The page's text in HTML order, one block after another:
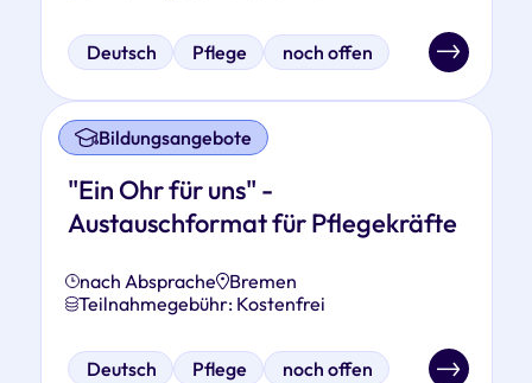
Deutsch Pflege noch offen
Bildungsangebote
"Ein Ohr für uns" -
Austauschformat für Pflegekräfte
nach Absprache Bremen
Teilnahmegebühr: Kostenfrei
Deutsch Pflege noch offen